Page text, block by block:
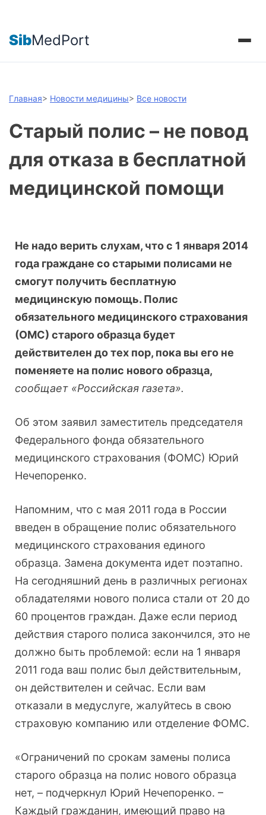
SibMedPort
Главная> Новости медицины> Все новости
Старый полис – не повод
для отказа в бесплатной
медицинской помощи
Не надо верить слухам, что с 1 января 2014
года граждане со старыми полисами не
смогут получить бесплатную
медицинскую помощь. Полис
обязательного медицинского страхования
(ОМС) старого образца будет
действителен до тех пор, пока вы его не
поменяете на полис нового образца,
сообщает «Российская газета».
Об этом заявил заместитель председателя
Федерального фонда обязательного
медицинского страхования (ФОМС) Юрий
Нечепоренко.
Напомним, что с мая 2011 года в России
введен в обращение полис обязательного
медицинского страхования единого
образца. Замена документа идет поэтапно.
На сегодняшний день в различных регионах
обладателями нового полиса стали от 20 до
60 процентов граждан. Даже если период
действия старого полиса закончился, это не
должно быть проблемой: если на 1 января
2011 года ваш полис был действительным,
он действителен и сейчас. Если вам
отказали в медуслуге, жалуйтесь в свою
страховую компанию или отделение ФОМС.
«Ограничений по срокам замены полиса
старого образца на полис нового образца
нет, – подчеркнул Юрий Нечепоренко. –
Каждый гражданин, имеющий право на